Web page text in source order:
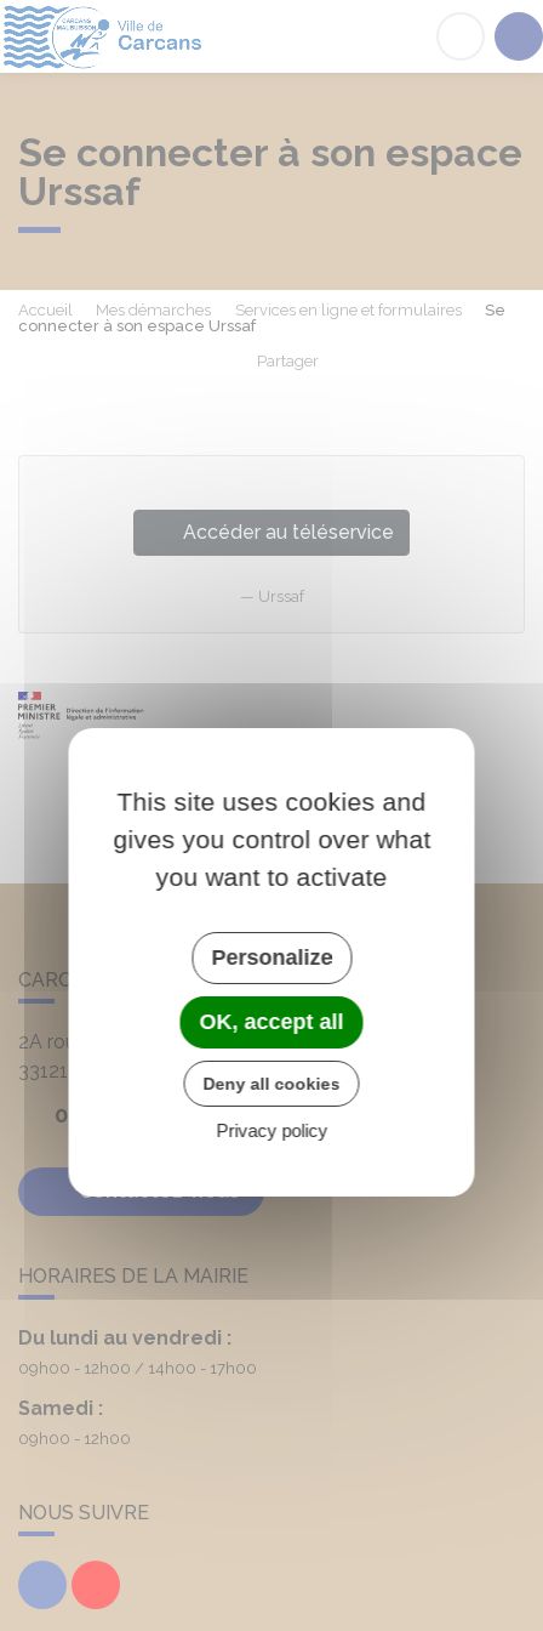
Se connecter à son espace
Urssaf
Accueil Mes démarches Services en ligne et formulaires
Se
connecter à son espace Urssaf
Partager
Accéder au téléservice
Urssaf
CARCANS
2A route d'Hourtin
33121
05 56 03 90 20
Contactez-nous
HORAIRES DE LA MAIRIE
Du lundi au vendredi :
09h00 - 12h00 14h00 - 17h00
Samedi :
09h00 - 12h00
NOUS SUIVRE
FacebookYoutube
This site uses cookies and
gives you control over what
you want to activate
Personalize
OK, accept all
Deny all cookies
Privacy policy